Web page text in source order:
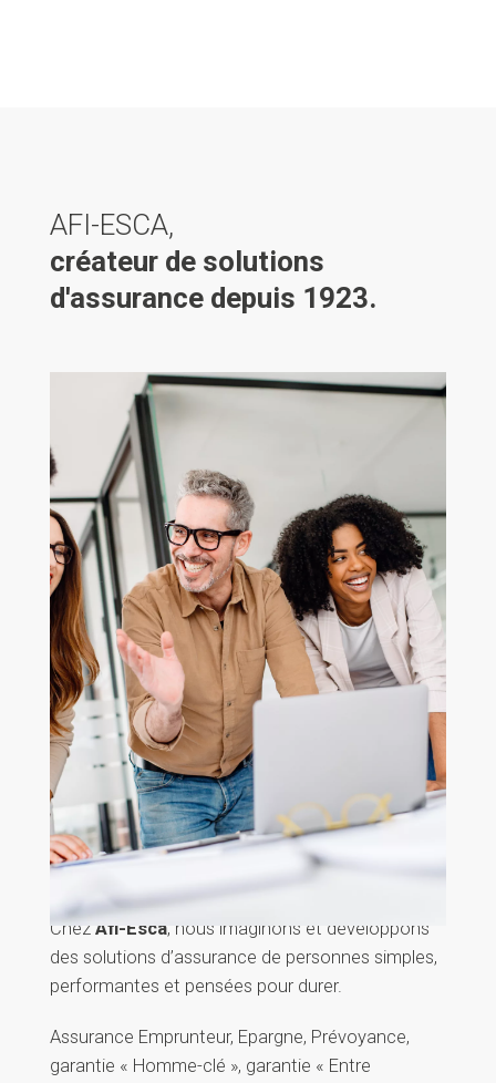
AFI-ESCA,
créateur de solutions
d'assurance depuis 1923.
Chez Afi-Esca, nous imaginons et développons
des solutions d’assurance de personnes simples,
performantes et pensées pour durer.
Assurance Emprunteur, Epargne, Prévoyance,
garantie « Homme-clé », garantie « Entre